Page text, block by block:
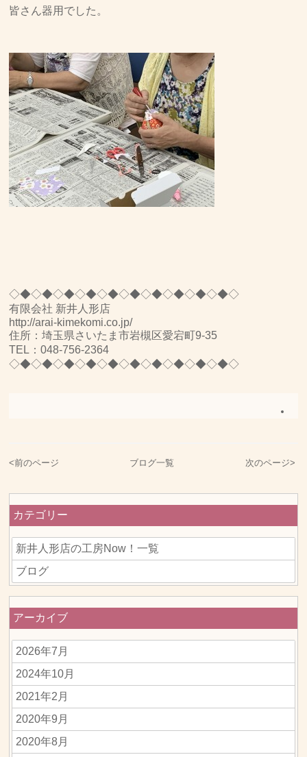
皆さん器用でした。
◇◆◇◆◇◆◇◆◇◆◇◆◇◆◇◆◇◆◇◆◇
有限会社 新井人形店
http://arai-kimekomi.co.jp/
住所：埼玉県さいたま市岩槻区愛宕町9-35
TEL：048-756-2364
◇◆◇◆◇◆◇◆◇◆◇◆◇◆◇◆◇◆◇◆◇
<前のページ ブログ一覧 次のページ>
カテゴリー
新井人形店の工房Now！一覧
ブログ
アーカイブ
2026年7月
2024年10月
2021年2月
2020年9月
2020年8月